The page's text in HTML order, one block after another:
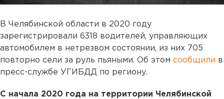
В Челябинской области в 2020 году
зарегистрировали 6318 водителей, управляющих
автомобилем в нетрезвом состоянии, из них 705
повторно сели за руль пьяными. Об этом сообщили в
пресс-службе УГИБДД по региону.
С начала 2020 года на территории Челябинской